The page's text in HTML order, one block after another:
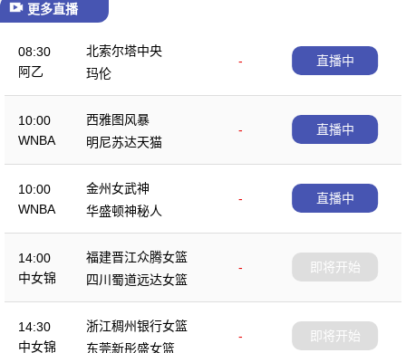
更多直播
08:30
阿乙
北索尔塔中央
-
玛伦
直播中
10:00
WNBA
西雅图风暴
-
明尼苏达天猫
直播中
10:00
WNBA
金州女武神
-
华盛顿神秘人
直播中
14:00
中女锦
福建晋江众腾女篮
-
四川蜀道远达女篮
即将开始
14:30
中女锦
浙江稠州银行女篮
-
东莞新彤盛女篮
即将开始